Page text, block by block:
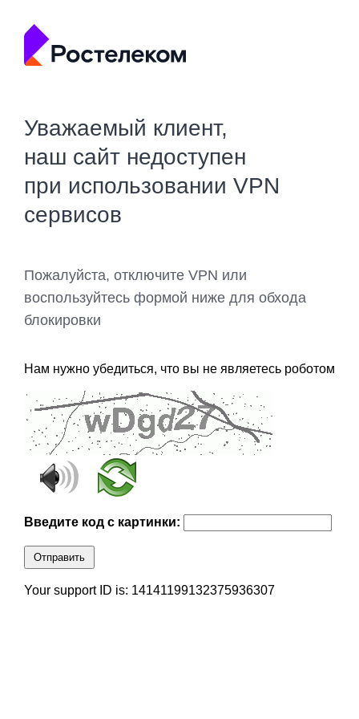
Уважаемый клиент,
наш сайт недоступен
при использовании VPN
сервисов
Пожалуйста, отключите VPN или
воспользуйтесь формой ниже для обхода
блокировки
Нам нужно убедиться, что вы не являетесь роботом
Введите код с картинки:
Отправить
Your support ID is: 14141199132375936307